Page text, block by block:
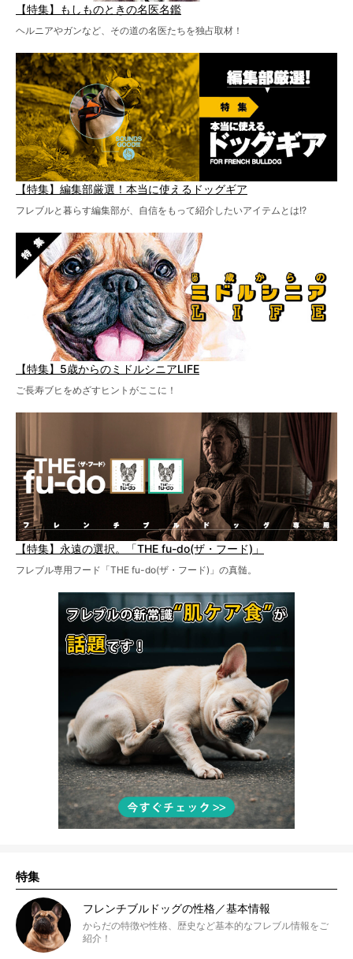
【特集】もしものときの名医名鑑
ヘルニアやガンなど、その道の名医たちを独占取材！
【特集】編集部厳選！本当に使えるドッグギア
フレブルと暮らす編集部が、自信をもって紹介したいアイテムとは!?
【特集】5歳からのミドルシニアLIFE
ご長寿ブヒをめざすヒントがここに！
【特集】永遠の選択。「THE fu-do(ザ・フード)」
フレブル専用フード「THE fu-do(ザ・フード)」の真髄。
特集
フレンチブルドッグの性格／基本情報
からだの特徴や性格、歴史など基本的なフレブル情報をご
紹介！